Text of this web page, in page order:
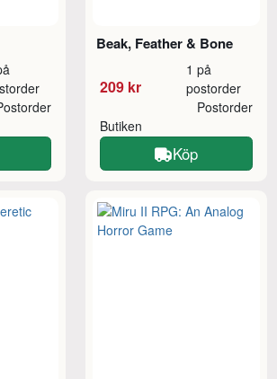
Beak, Feather & Bone
209 kr
1 på
postorder
Butiken
Postorder
Köp